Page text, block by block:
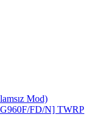
Mod)
FD/N] TWRP